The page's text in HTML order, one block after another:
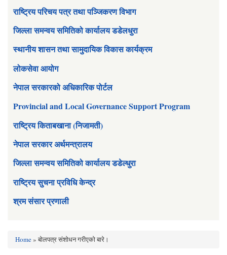
राष्ट्रिय परिचय पत्र तथा पञ्जिकरण विभाग
जिल्ला समन्वय समितिको कार्यालय डडेलधुरा
स्थानीय शासन तथा सामुदायिक विकास कार्यक्रम
लोकसेवा आयोग
नेपाल सरकारको अधिकारिक पोर्टल
Provincial and Local Governance Support Program
राष्ट्रिय किताबखाना (निजामती)
नेपाल सरकार अर्थमन्त्रालय
जिल्ला समन्वय समितिको कार्यालय डडेल्धुरा
राष्ट्रिय सुचना प्रविधि केन्द्र
श्रम संसार प्रणाली
You are here
Home» बोलपत्र संशोधन गरीएको बारे।